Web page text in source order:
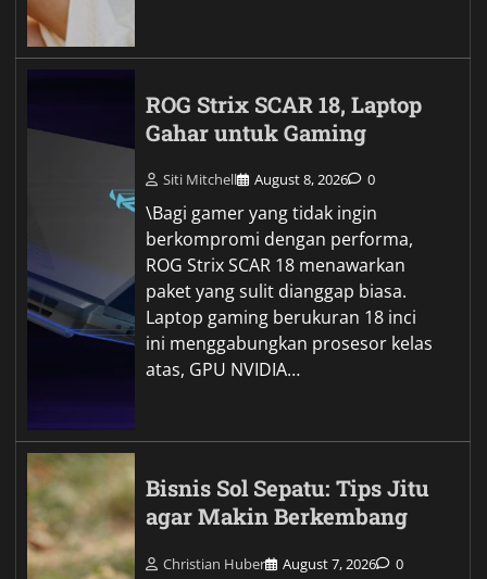
ROG Strix SCAR 18, Laptop
Gahar untuk Gaming
Siti Mitchell August 8, 2026 0
\Bagi gamer yang tidak ingin
berkompromi dengan performa,
ROG Strix SCAR 18 menawarkan
paket yang sulit dianggap biasa.
Laptop gaming berukuran 18 inci
ini menggabungkan prosesor kelas
atas, GPU NVIDIA…
Bisnis Sol Sepatu: Tips Jitu
agar Makin Berkembang
Christian Huber August 7, 2026 0